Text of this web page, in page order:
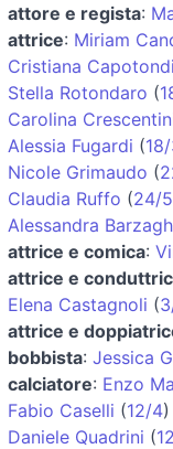
attore e regista:
attrice: Miriam
Cristiana Capotondi
Stella Rotondaro (
Carolina
Alessia Fugardi (
Nicole Grimaudo (
Claudia Ruffo (24/5
Alessandra
attrice e comica:
attrice e
Elena Castagnoli (
attrice e
bobbista: Jessica
calciatore: Enzo
Fabio Caselli (12/4)
Daniele Quadrini (